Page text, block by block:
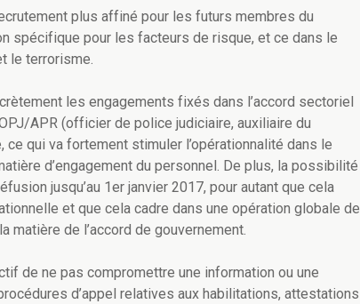
plus affiné pour les futurs membres du
spécifique pour les facteurs de risque, et ce dans le
le terrorisme.
les engagements fixés dans l’accord sectoriel
APR (officier de police judiciaire, auxiliaire du
qui va fortement stimuler l’opérationnalité dans le
d’engagement du personnel. De plus, la possibilité
jusqu’au 1er janvier 2017, pour autant que cela
et que cela cadre dans une opération globale de
de l’accord de gouvernement.
de ne pas compromettre une information ou une
d’appel relatives aux habilitations, attestations